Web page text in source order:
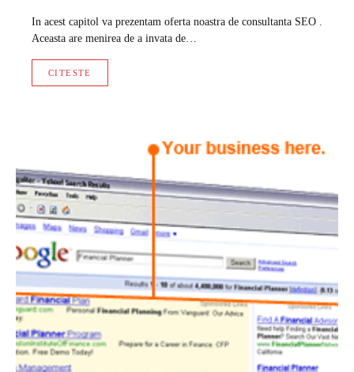
In acest capitol va prezentam oferta noastra de consultanta SEO .
Aceasta are menirea de a invata de…
CITESTE